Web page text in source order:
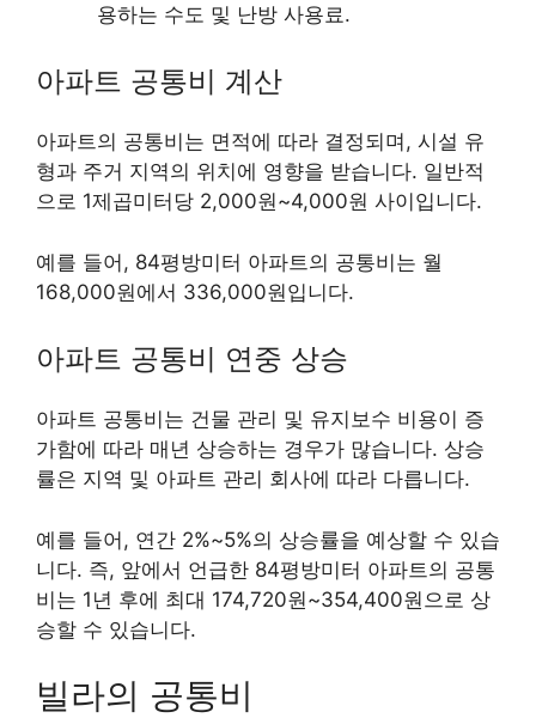
용하는 수도 및 난방 사용료.
아파트 공통비 계산
아파트의 공통비는 면적에 따라 결정되며, 시설 유
형과 주거 지역의 위치에 영향을 받습니다. 일반적
으로 1제곱미터당 2,000원~4,000원 사이입니다.
예를 들어, 84평방미터 아파트의 공통비는 월
168,000원에서 336,000원입니다.
아파트 공통비 연중 상승
아파트 공통비는 건물 관리 및 유지보수 비용이 증
가함에 따라 매년 상승하는 경우가 많습니다. 상승
률은 지역 및 아파트 관리 회사에 따라 다릅니다.
예를 들어, 연간 2%~5%의 상승률을 예상할 수 있습
니다. 즉, 앞에서 언급한 84평방미터 아파트의 공통
비는 1년 후에 최대 174,720원~354,400원으로 상
승할 수 있습니다.
빌라의 공통비